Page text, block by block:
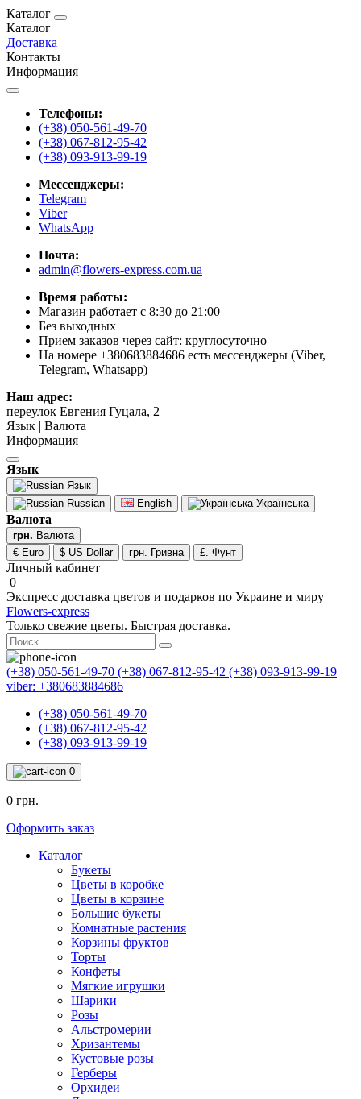
Каталог
Каталог
Доставка
Контакты
Информация
Телефоны:
(+38) 050-561-49-70
(+38) 067-812-95-42
(+38) 093-913-99-19
Мессенджеры:
Telegram
Viber
WhatsApp
Почта:
admin@flowers-express.com.ua
Время работы:
Магазин работает с 8:30 до 21:00
Без выходных
Прием заказов через сайт: круглосуточно
На номере +380683884686 есть мессенджеры (Viber,
Telegram, Whatsapp)
Наш адрес:
переулок Евгения Гуцала, 2
Язык | Валюта
Информация
Язык
Язык
Russian
English Українська
Валюта
грн. Валюта
€ Euro
$ US Dollar грн. Гривна £. Фунт
Личный кабинет
0
Экспресс доставка цветов и подарков по Украине и миру
Flowers-express
Только свежие цветы. Быстрая доставка.
(+38) 050-561-49-70 (+38) 067-812-95-42 (+38) 093-913-99-19
viber: +380683884686
(+38) 050-561-49-70
(+38) 067-812-95-42
(+38) 093-913-99-19
0
0 грн.
Оформить заказ
Каталог
Букеты
Цветы в коробке
Цветы в корзине
Большие букеты
Комнатные растения
Корзины фруктов
Торты
Конфеты
Мягкие игрушки
Шарики
Розы
Альстромерии
Хризантемы
Кустовые розы
Герберы
Орхидеи